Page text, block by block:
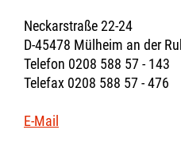
Neckarstraße 22-24
D-45478 Mülheim an der
Telefon 0208 588 57 - 143
Telefax 0208 588 57 - 476
E-Mail